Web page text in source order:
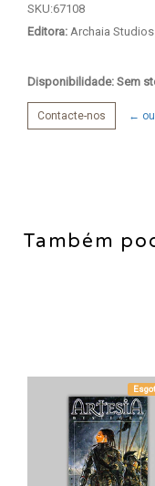
SKU:67108
Editora: Archaia
Disponibilidade: Sem
Contacte-nos ←
Também